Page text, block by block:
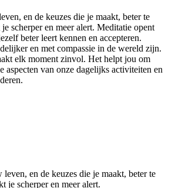
en de keuzes die je maakt, beter te
scherper en meer alert. Meditatie opent
beter leert kennen en accepteren.
en met compassie in de wereld zijn.
elk moment zinvol. Het helpt jou om
aspecten van onze dagelijks activiteiten en
en de keuzes die je maakt, beter te
je scherper en meer alert.